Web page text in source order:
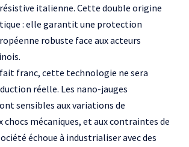
italienne. Cette double origine
: elle garantit une protection
robuste face aux acteurs
franc, cette technologie ne sera
réelle. Les nano-jauges
sensibles aux variations de
mécaniques, et aux contraintes de
échoue à industrialiser avec des